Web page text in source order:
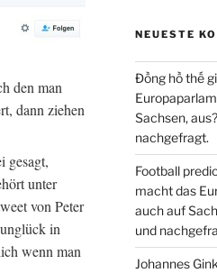
den man
dann ziehen
gesagt,
unter
von Peter
in
wenn man
NEUESTE
Đồng hồ thế
Sachsen,
nachgefragt.
Football
macht das
auch auf
und
Johannes